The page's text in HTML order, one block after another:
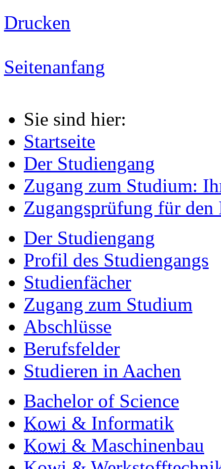
Drucken
Seitenanfang
Sie sind hier:
Startseite
Der Studiengang
Zugang zum Studium:
Zugangsprüfung für den
Der Studiengang
Profil des Studiengangs
Studienfächer
Zugang zum Studium
Abschlüsse
Berufsfelder
Studieren in Aachen
Bachelor of Science
Kowi & Informatik
Kowi & Maschinenbau